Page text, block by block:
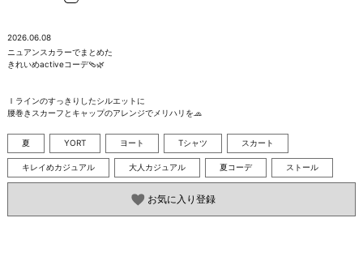
2026.06.08
ニュアンスカラーでまとめた
きれいめactiveコーデ🩴🌿
Ｉラインのすっきりしたシルエットに
腰巻きスカーフとキャップのアレンジでメリハリを🧢
夏 YORT ヨート Tシャツ スカート
キレイめカジュアル 大人カジュアル 夏コーデ ストール
お気に入り登録